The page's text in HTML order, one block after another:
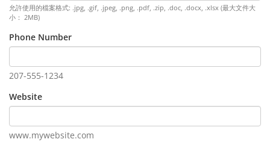
允許使用的檔案格式: .jpg, .gif, .jpeg, .png, .pdf, .zip, .doc, .docx, .xlsx (最大文件大
小： 2MB)
Phone Number
207-555-1234
Website
www.mywebsite.com